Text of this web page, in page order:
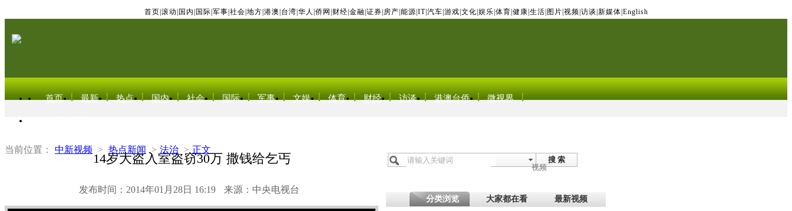
首页 滚动 国内 国际 军事 社会 地方 港澳 台湾 华人 侨网 财经 金融 证券 房产 能源 IT| 汽车 游戏 文化 娱乐 体育 健康 生活 图片 视频 访谈 新媒体 English
首页 最新 热点 国内 社会 国际 军事 文娱 体育 财经 访谈 港澳台侨 微视界
当前位置： 中新视频 > 热点新闻 > 法治 > 正文
14岁大盗入室盗窃30万 撒钱给乞丐
发布时间：2014年01月28日 16:19 来源：中央电视台
搜 索
视频
分类浏览 大家都在看 最新视频